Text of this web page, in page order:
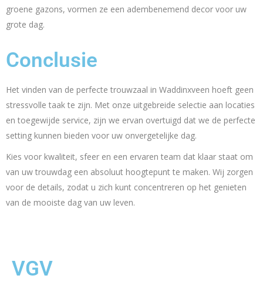
groene gazons, vormen ze een adembenemend decor voor uw
grote dag.
Conclusie
Het vinden van de perfecte trouwzaal in Waddinxveen hoeft geen
stressvolle taak te zijn. Met onze uitgebreide selectie aan locaties
en toegewijde service, zijn we ervan overtuigd dat we de perfecte
setting kunnen bieden voor uw onvergetelijke dag.
Kies voor kwaliteit, sfeer en een ervaren team dat klaar staat om
van uw trouwdag een absoluut hoogtepunt te maken. Wij zorgen
voor de details, zodat u zich kunt concentreren op het genieten
van de mooiste dag van uw leven.
VGV